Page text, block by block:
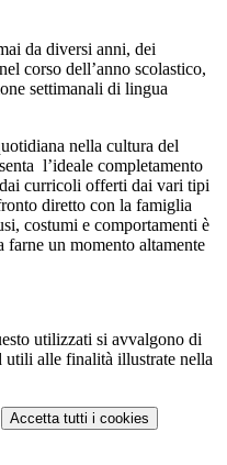
da diversi anni, dei
corso dell’anno scolastico,
settimanali di lingua
nella cultura del
l’ideale completamento
curricoli offerti dai vari tipi
diretto con la famiglia
costumi e comportamenti è
un momento altamente
utilizzati si avvalgono di
utili alle finalità illustrate nella
Accetta tutti i cookies